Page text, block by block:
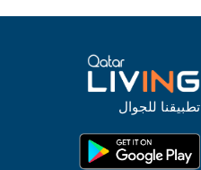
تطبيقنا للجوال